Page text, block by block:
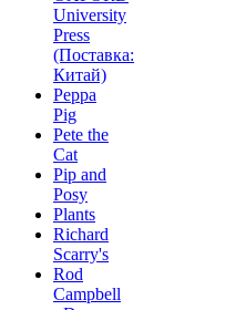
University
Press
(Поставка:
Китай)
Peppa
Pig
Pete the
Сat
Pip and
Posy
Plants
Richard
Scarry's
Rod
Campbell